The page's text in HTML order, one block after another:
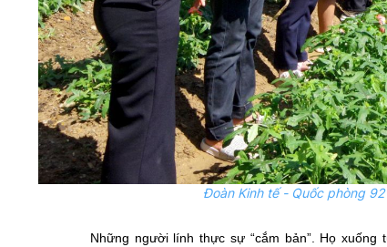
Đoàn Kinh tế - Quốc phòng
Những người lính thực sự “cắm bản”. Họ